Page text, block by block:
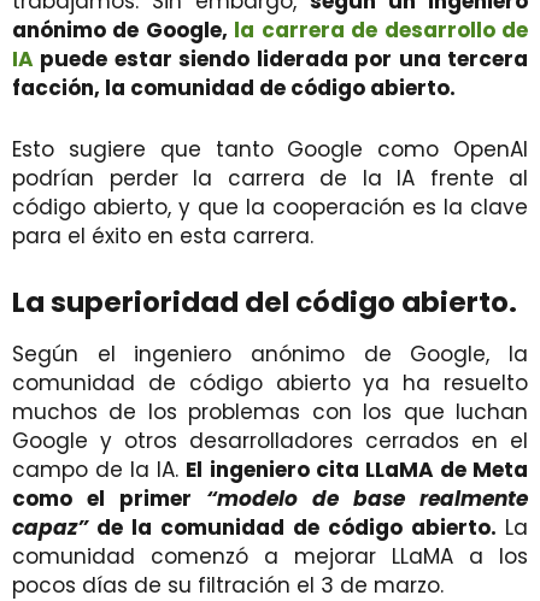
anónimo de Google, la carrera de desarrollo de
IA puede estar siendo liderada por una tercera
facción, la comunidad de código abierto.
Esto sugiere que tanto Google como OpenAI
podrían perder la carrera de la IA frente al
código abierto, y que la cooperación es la clave
para el éxito en esta carrera.
La superioridad del código abierto.
Según el ingeniero anónimo de Google, la
comunidad de código abierto ya ha resuelto
muchos de los problemas con los que luchan
Google y otros desarrolladores cerrados en el
campo de la IA. El ingeniero cita LLaMA de Meta
como el primer “modelo de base realmente
capaz” de la comunidad de código abierto. La
comunidad comenzó a mejorar LLaMA a los
pocos días de su filtración el 3 de marzo.